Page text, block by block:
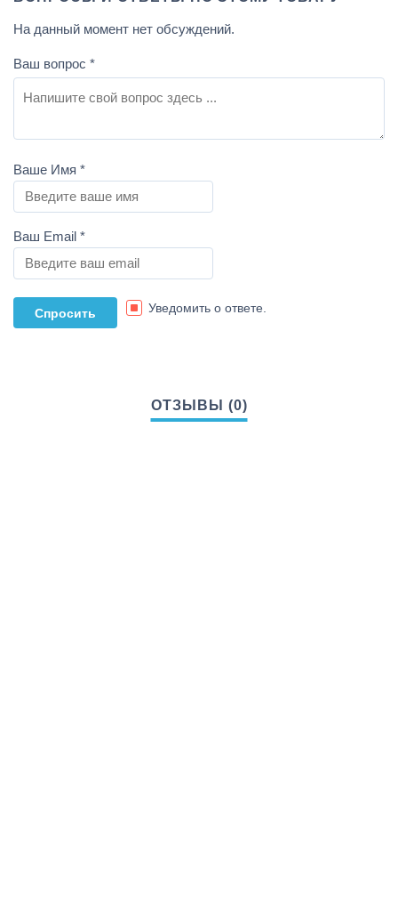
На данный момент нет обсуждений.
Ваш вопрос *
Ваше Имя *
Ваш Email *
Уведомить о ответе.